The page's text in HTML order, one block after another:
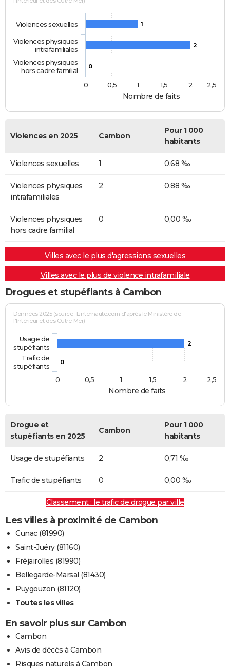
Nombre de faits
1
2
0
Violences sexuelles
Violences physiques
intrafamiliales
Violences physiques
hors cadre familial
0
0,5 1 1,5 2 2,5
Violences en 2025 Cambon
Pour 1 000
habitants
Violences sexuelles 1 0,68 ‰
Violences physiques
intrafamiliales
2 0,88 ‰
Violences physiques
hors cadre familial
0 0,00 ‰
Villes avec le plus d'agressions sexuelles
Villes avec le plus de violence intrafamiliale
Drogues et stupéfiants à Cambon
Nombre de faits
Données 2025 (source : Linternaute.com d'après le Ministère de
l'Intérieur et des Outre-Mer)
2
0
Usage de
stupéfiants
Trafic de
stupéfiants
0
0,5 1 1,5 2 2,5
Drogue et
stupéfiants en 2025
Cambon
Pour 1 000
habitants
Usage de stupéfiants 2 0,71 ‰
Trafic de stupéfiants 0 0,00 ‰
Classement : le trafic de drogue par ville
Les villes à proximité de Cambon
Cunac (81990)
Saint-Juéry (81160)
Fréjairolles (81990)
Bellegarde-Marsal (81430)
Puygouzon (81120)
Toutes les villes
En savoir plus sur Cambon
Cambon
Avis de décès à Cambon
Risques naturels à Cambon